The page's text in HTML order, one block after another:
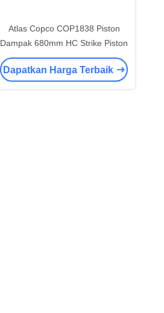
Atlas Copco COP1838 Piston
Dampak 680mm HC Strike Piston
Dapatkan Harga Terbaik